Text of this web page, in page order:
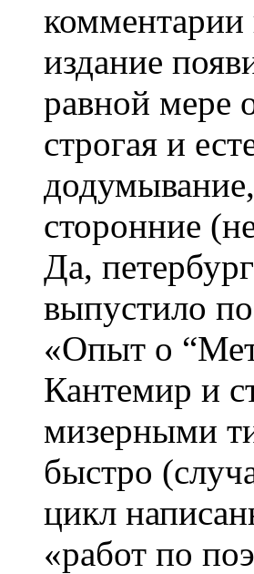
издание
равной мере
строгая и
сторонние
Да,
выпустило
«Опыт о
Кантемир и
мизерными
быстро
цикл
«работ по